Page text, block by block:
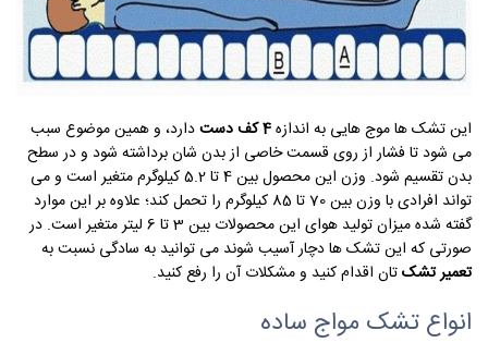
این تشک ها موج هایی به اندازه
دارد، و همین موضوع سبب
می شود تا فشار از روی قسمت خاصی از بدن شان برداشته شود و در سطح
بدن تقسیم شود. وزن این محصول بین 4 تا 5.2 کیلوگرم متغیر است و می
تواند افرادی با وزن بین 70 تا 85 کیلوگرم را تحمل کند؛ علاوه بر این موارد
گفته شده میزان تولید هوای این محصولات بین 3 تا 6 لیتر متغیر است. در
صورتی که این تشک ها دچار آسیب شوند می توانید به سادگی نسبت به
تعمیر تشکتان اقدام کنید و مشکلات آن را رفع کنید.
انواع تشک مواج ساده